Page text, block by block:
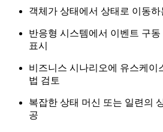
객체가 상태에서 상태로 이동
반응형 시스템에서 이벤트 구
표시
비즈니스 시나리오에 유스케이
법 검토
복잡한 상태 머신 또는 일련의
공